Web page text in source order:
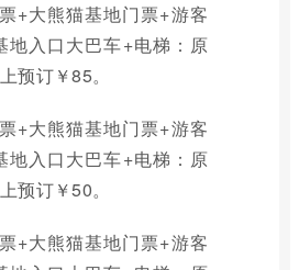
+大熊猫基地门票+游客
地入口大巴车+电梯：原
预订￥85。
+大熊猫基地门票+游客
地入口大巴车+电梯：原
预订￥50。
+大熊猫基地门票+游客